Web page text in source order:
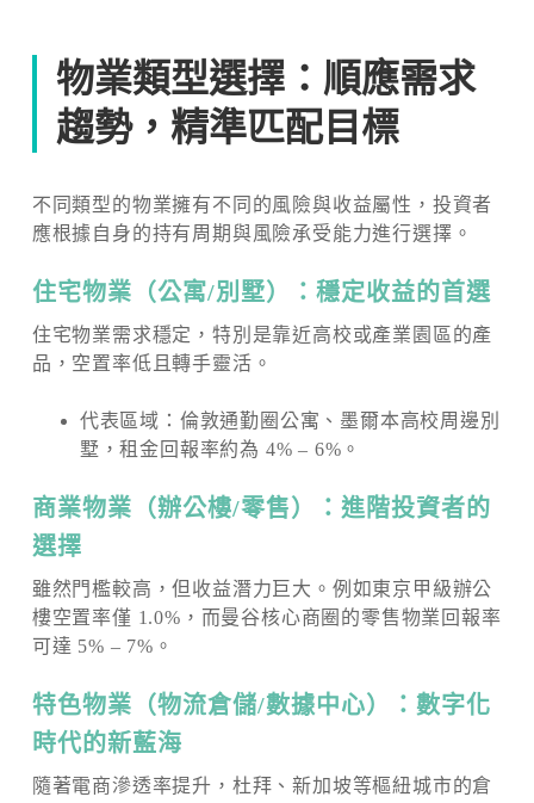
物業類型選擇：順應需求
趨勢，精準匹配目標
不同類型的物業擁有不同的風險與收益屬性，投資者
應根據自身的持有周期與風險承受能力進行選擇。
住宅物業（公寓/別墅）：穩定收益的首選
住宅物業需求穩定，特別是靠近高校或產業園區的產
品，空置率低且轉手靈活。
代表區域：倫敦通勤圈公寓、墨爾本高校周邊別
墅，租金回報率約為 4% – 6%。
商業物業（辦公樓/零售）：進階投資者的
選擇
雖然門檻較高，但收益潛力巨大。例如東京甲級辦公
樓空置率僅 1.0%，而曼谷核心商圈的零售物業回報率
可達 5% – 7%。
特色物業（物流倉儲/數據中心）：數字化
時代的新藍海
隨著電商滲透率提升，杜拜、新加坡等樞紐城市的倉